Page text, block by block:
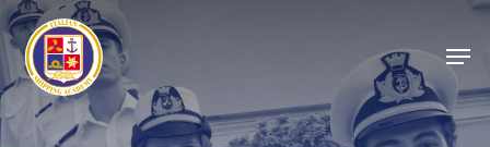
Skip
to
main
content
Close
Menu